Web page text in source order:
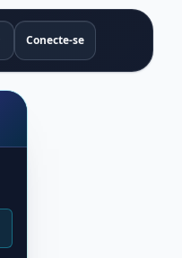
Conecte-se